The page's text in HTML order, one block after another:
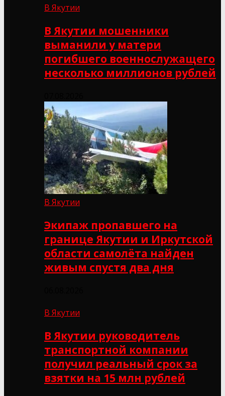
В Якутии
В Якутии мошенники
выманили у матери
погибшего военнослужащего
несколько миллионов рублей
В Якутии
Экипаж пропавшего на
границе Якутии и Иркутской
области самолёта найден
живым спустя два дня
В Якутии
В Якутии руководитель
транспортной компании
получил реальный срок за
взятки на 15 млн рублей